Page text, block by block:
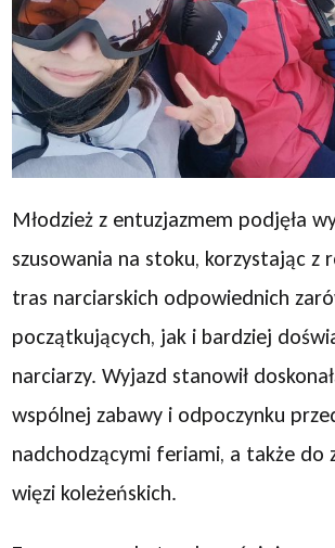
Młodzież z entuzjazmem podjęła
szusowania na stoku, korzystając z
tras narciarskich odpowiednich
początkujących, jak i bardziej
narciarzy. Wyjazd stanowił
wspólnej zabawy i odpoczynku
nadchodzącymi feriami, a także do
więzi koleżeńskich.